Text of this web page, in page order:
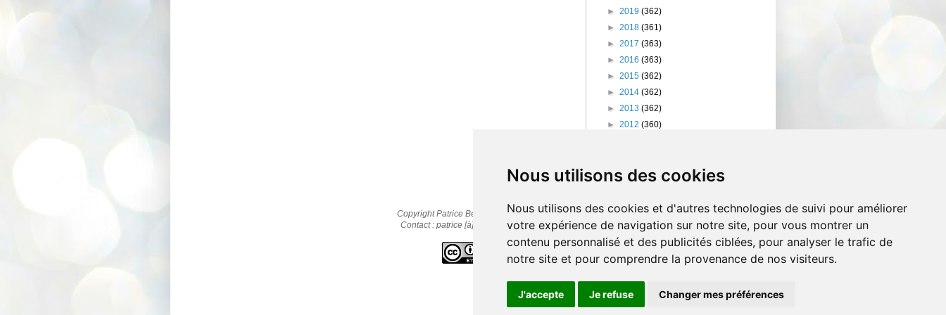
Nous utilisons des cookies
Nous utilisons des cookies et d'autres technologies de suivi pour améliorer
votre expérience de navigation sur notre site, pour vous montrer un
contenu personnalisé et des publicités ciblées, pour analyser le trafic de
notre site et pour comprendre la provenance de nos visiteurs.
J'accepte Je refuse Changer mes préférences
► 2019 (362)
► 2018 (361)
► 2017 (363)
► 2016 (363)
► 2015 (362)
► 2014 (362)
► 2013 (362)
► 2012 (360)
Copyright Patrice Bernard © 2010-2025
Contact : patrice [à] cestpasmonidee.fr